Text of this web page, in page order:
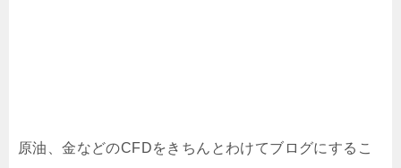
原油、金などのCFDをきちんとわけてブログにするこ